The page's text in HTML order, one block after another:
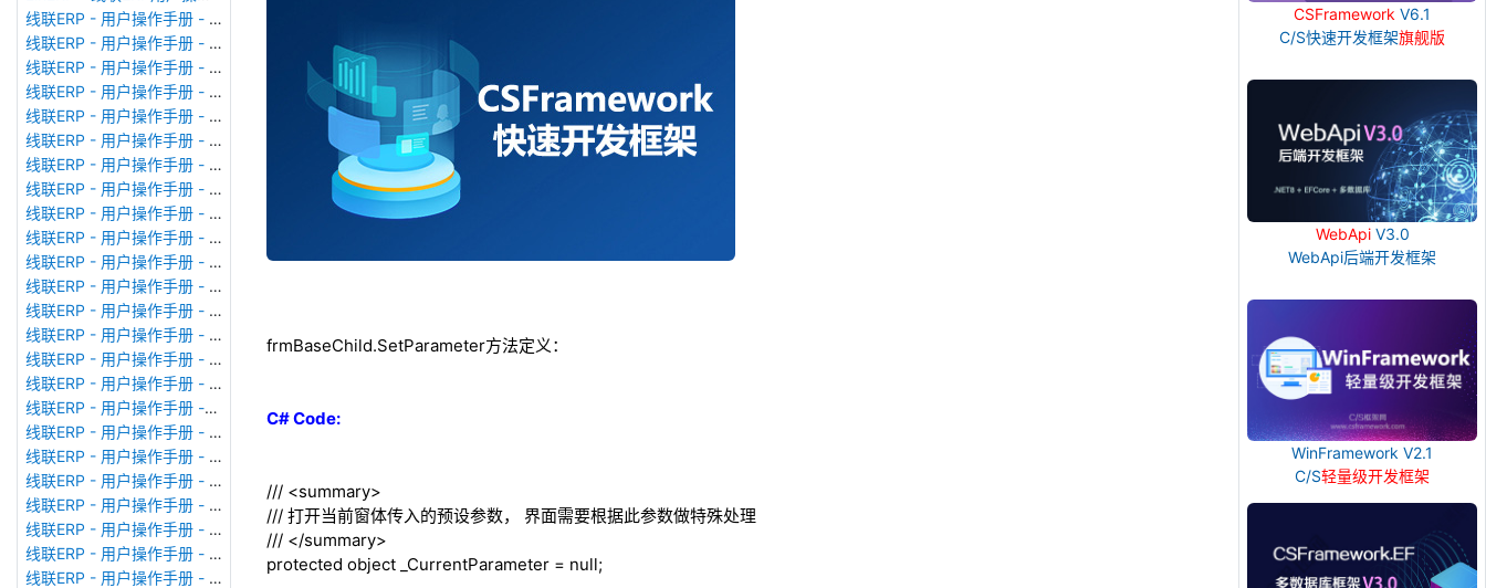
线联ERP - 用户操作手册 - 查看在线用户
线联ERP - 用户操作手册 - 数据备份
线联ERP - 用户操作手册 - 工厂管理
线联ERP - 用户操作手册 - 帐套管理
线联ERP - 用户操作手册 - 语种设置
线联ERP - 用户操作手册 - 国际化多语言
线联ERP - 用户操作手册 - 报表管理
线联ERP - 用户操作手册 - 字段名管理
线联ERP - 用户操作手册 - 模块管理
线联ERP - 用户操作手册 - 广播消息
线联ERP - 用户操作手册 - 审计日志
线联ERP - 用户操作手册 - 公司资料设置
线联ERP - 用户操作手册 - 系统参数设置
线联ERP - 用户操作手册 - 单据类型
线联ERP - 用户操作手册 - 号码规则
线联ERP - 用户操作手册 - 功能菜单
线联ERP - 用户操作手册 -分配临时角色
线联ERP - 用户操作手册 - 组织架构
线联ERP - 用户操作手册 - 用户管理
线联ERP - 用户操作手册 - 角色/岗位管理
线联ERP - 用户操作手册 - 暂估入库明细表
线联ERP - 用户操作手册 - 物料收发明细表
线联ERP - 用户操作手册 - 即时库存余额表
线联ERP - 用户操作手册 - 库存账龄分析表
frmBaseChild.SetParameter方法定义：
C# Code:
/// <summary>
/// 打开当前窗体传入的预设参数， 界面需要根据此参数做特殊处理
/// </summary>
protected object _CurrentParameter = null;
CSFramework V6.1
C/S快速开发框架旗舰版
WebApiV3.0
WebApi后端开发框架
WinFramework V2.1
C/S轻量级开发框架